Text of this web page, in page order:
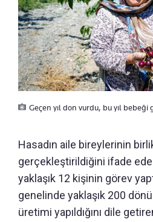
Geçen yıl don vurdu, bu yıl bebeği
Hasadın aile bireylerinin
gerçekleştirildiğini ifade
yaklaşık 12 kişinin görev
genelinde yaklaşık 200
üretimi yapıldığını dile